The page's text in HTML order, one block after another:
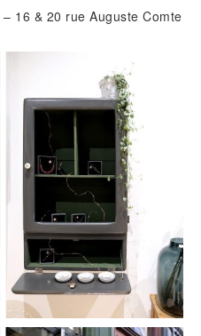
– 16 & 20 rue Auguste Comte